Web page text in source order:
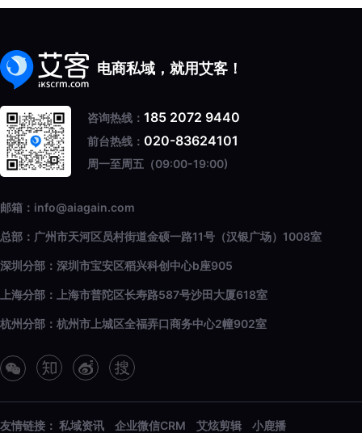
电商私域，就用艾客！
咨询热线： 185 2072 9440
前台热线： 020-83624101
周一至周五（09:00-19:00)
邮箱：info@aiagain.com
总部：广州市天河区员村街道金硕一路11号（汉银广场）1008室
深圳分部：深圳市宝安区稻兴科创中心b座905
上海分部：上海市普陀区长寿路587号沙田大厦618室
杭州分部：杭州市上城区全福弄口商务中心2幢902室
友情链接： 私域资讯 企业微信CRM 艾炫剪辑 小鹿播